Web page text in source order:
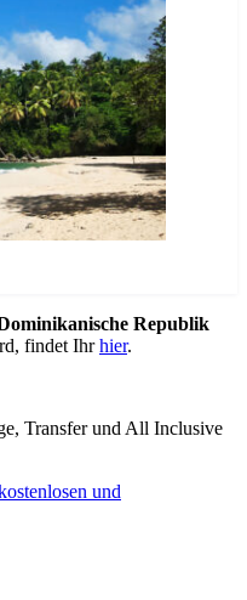
Republik
findet Ihrhier.
Transfer und All Inclusive
und